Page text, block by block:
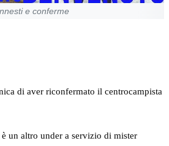
e conferme
di aver riconfermato il centrocampista
è un altro under a servizio di mister